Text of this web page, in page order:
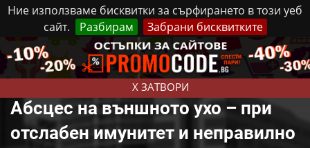
Ние използваме бисквитки за сърфирането в този уеб
сайт.
Разбирам Забрани бисквитките
X ЗАТВОРИ
Четвъртък, 6 Август, 2026 Реклама Контакти
Абсцес на външното ухо – при
отслабен имунитет и неправилно